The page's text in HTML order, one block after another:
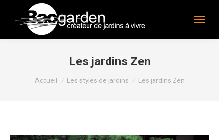
Les jardins Zen
Vous êtes ici :
Accueil Les styles de jardins Les jardins Zen